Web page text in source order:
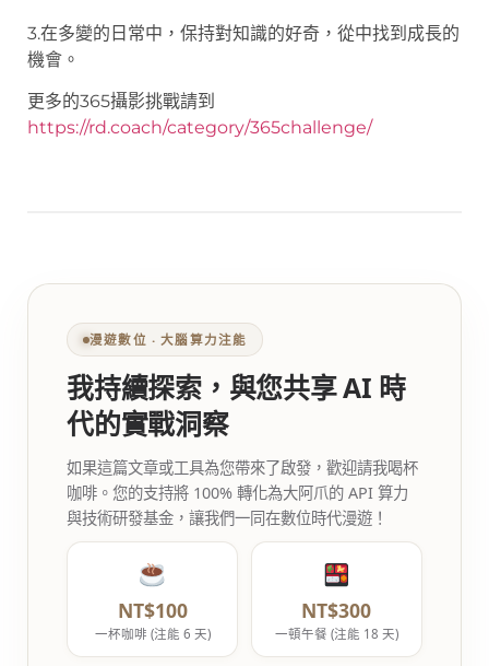
3.在多變的日常中，保持對知識的好奇，從中找到成長的
機會。
更多的365攝影挑戰請到
https://rd.coach/category/365challenge/
漫遊數位 ‧ 大腦算力注能
我持續探索，與您共享 AI 時
代的實戰洞察
如果這篇文章或工具為您帶來了啟發，歡迎請我喝杯
咖啡。您的支持將 100% 轉化為大阿爪的 API 算力
與技術研發基金，讓我們一同在數位時代漫遊！
NT$100
一杯咖啡 (注能 6 天)
NT$300
一頓午餐 (注能 18 天)